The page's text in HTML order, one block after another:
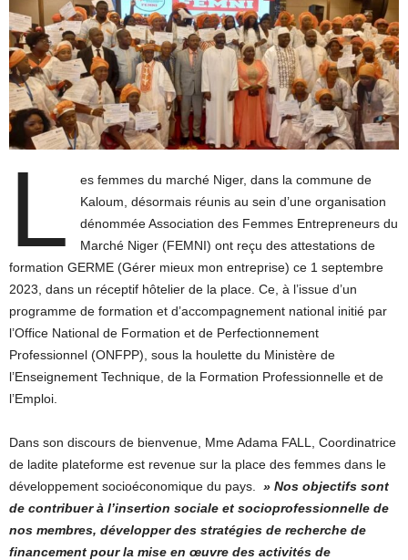
L
es femmes du marché Niger, dans la commune de
Kaloum, désormais réunis au sein d’une organisation
dénommée Association des Femmes Entrepreneurs du
Marché Niger (FEMNI) ont reçu des attestations de
formation GERME (Gérer mieux mon entreprise) ce 1 septembre
2023, dans un réceptif hôtelier de la place. Ce, à l’issue d’un
programme de formation et d’accompagnement national initié par
l’Office National de Formation et de Perfectionnement
Professionnel (ONFPP), sous la houlette du Ministère de
l’Enseignement Technique, de la Formation Professionnelle et de
l’Emploi.
Dans son discours de bienvenue, Mme Adama FALL, Coordinatrice
de ladite plateforme est revenue sur la place des femmes dans le
développement socioéconomique du pays.
» Nos objectifs sont
de contribuer à l’insertion sociale et socioprofessionnelle de
nos membres, développer des stratégies de recherche de
financement pour la mise en œuvre des activités de